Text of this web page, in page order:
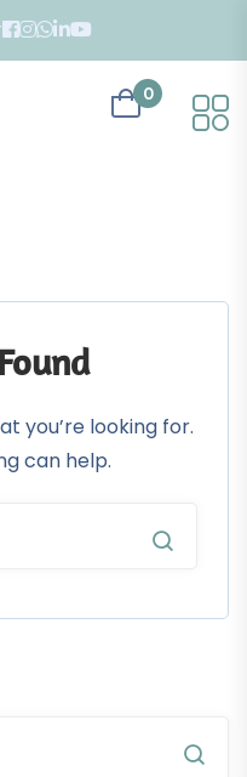
0
you’re looking for.
can help.